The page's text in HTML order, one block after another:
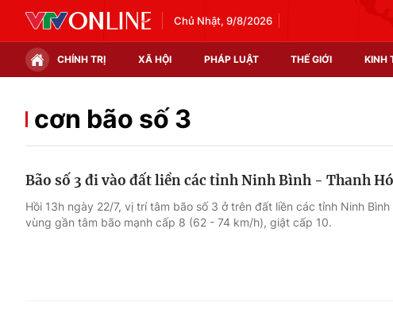
Chủ Nhật, 9/8/2026
CHÍNH TRỊ XÃ HỘI PHÁP LUẬT THẾ GIỚI KINH
Thế giới đó đây
Thị trường
cơn bão số 3
Bão số 3 đi vào đất liền các tỉnh Ninh Bình - Thanh
Hồi 13h ngày 22/7, vị trí tâm bão số 3 ở trên đất liền các tỉnh Ninh
vùng gần tâm bão mạnh cấp 8 (62 - 74 km/h), giật cấp 10.